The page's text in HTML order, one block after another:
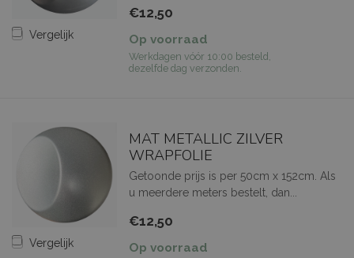
Vergelijk
€12,50
Op voorraad
Werkdagen vóór 10:00 besteld,
dezelfde dag verzonden.
Vergelijk
MAT METALLIC ZILVER
WRAPFOLIE
Getoonde prijs is per 50cm x 152cm. Als
u meerdere meters bestelt, dan...
€12,50
Op voorraad